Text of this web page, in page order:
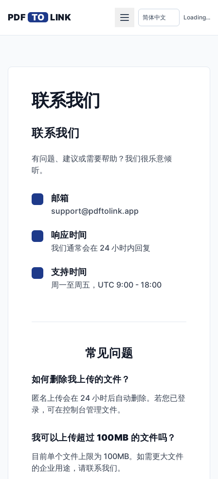
PDF TO LINK Loading...
联系我们
联系我们
有问题、建议或需要帮助？我们很乐意倾
听。
邮箱
support@pdftolink.app
响应时间
我们通常会在 24 小时内回复
支持时间
周一至周五，UTC 9:00 - 18:00
常见问题
如何删除我上传的文件？
匿名上传会在 24 小时后自动删除。若您已登
录，可在控制台管理文件。
我可以上传超过 100MB 的文件吗？
目前单个文件上限为 100MB。如需更大文件
的企业用途，请联系我们。